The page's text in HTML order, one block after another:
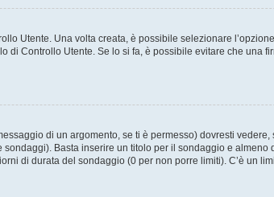
Utente. Una volta creata, è possibile selezionare l’opzione
Controllo Utente. Se lo si fa, è possibile evitare che una
di un argomento, se ti è permesso) dovresti vedere,
Basta inserire un titolo per il sondaggio e almeno
di durata del sondaggio (0 per non porre limiti). C’è un